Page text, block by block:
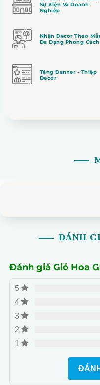
Sự Kiện Và Doanh
Nghiệp
Nhận Decor Theo
Đa Dạng Phong Cách
Tặng Banner - Thiệp
Decor
ĐÁNH
Đánh giá Giỏ Hoa
5
4
3
2
1